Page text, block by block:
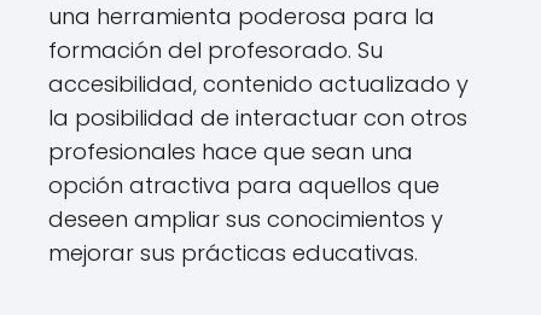
una herramienta poderosa para la
formación del profesorado. Su
accesibilidad, contenido actualizado y
la posibilidad de interactuar con otros
profesionales hace que sean una
opción atractiva para aquellos que
deseen ampliar sus conocimientos y
mejorar sus prácticas educativas.